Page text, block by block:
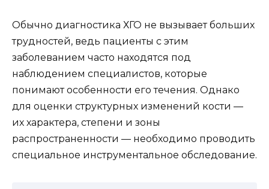
Обычно диагностика ХГО не вызывает больших
трудностей, ведь пациенты с этим
заболеванием часто находятся под
наблюдением специалистов, которые
понимают особенности его течения. Однако
для оценки структурных изменений кости —
их характера, степени и зоны
распространенности — необходимо проводить
специальное инструментальное обследование.